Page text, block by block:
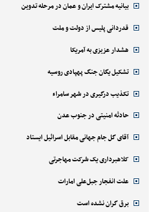
بیانیه مشترک ایران و عمان در مرحله تدوین
قدردانی پلیس از دولت و ملت
هشدار عزیزی به آمریکا
تشکیل یگان جنگ پهپادی روسیه
تکذیب درگیری در شهر سامراء
حادثه امنیتی در جنوب عدن
آقای گل جام جهانی مقابل اسرائیل ایستاد
کلاهبرداری یک شرکت مهاجرتی
علت انفجار جبل‌علی امارات
برق گران نشده است